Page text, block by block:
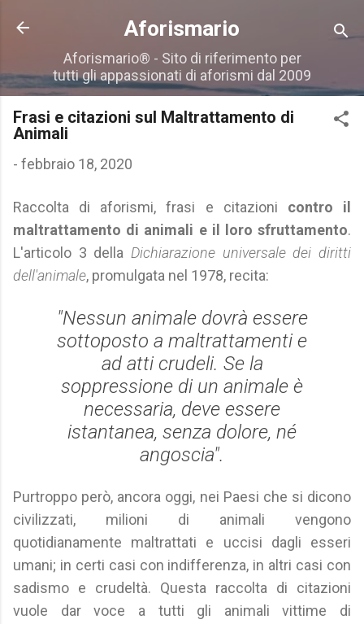
Passa ai contenuti principali
Aforismario
Aforismario® - Sito di riferimento per
tutti gli appassionati di aforismi dal 2009
Frasi e citazioni sul Maltrattamento di
Animali
- febbraio 18, 2020
Raccolta di aforismi, frasi e citazioni contro il
maltrattamento di animali e il loro sfruttamento.
L'articolo 3 della Dichiarazione universale dei diritti
dell'animale, promulgata nel 1978, recita:
"Nessun animale dovrà essere
sottoposto a maltrattamenti e
ad atti crudeli. Se la
soppressione di un animale è
necessaria, deve essere
istantanea, senza dolore, né
angoscia".
Purtroppo però, ancora oggi, nei Paesi che si dicono
civilizzati, milioni di animali vengono
quotidianamente maltrattati e uccisi dagli esseri
umani; in certi casi con indifferenza, in altri casi con
sadismo e crudeltà. Questa raccolta di citazioni
vuole dar voce a tutti gli animali vittime di